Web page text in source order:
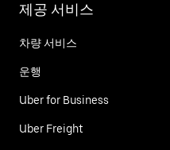
제공 서비스
차량 서비스
운행
Uber for Business
Uber Freight